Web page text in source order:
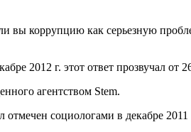
вы коррупцию как серьезную
2012 г. этот ответ прозвучал от
агентством Stem.
социологами в декабре